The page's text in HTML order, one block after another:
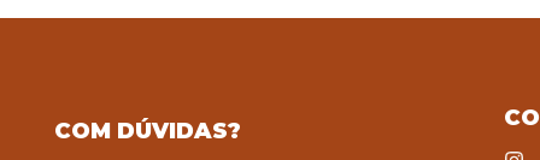
COM DÚVIDAS?